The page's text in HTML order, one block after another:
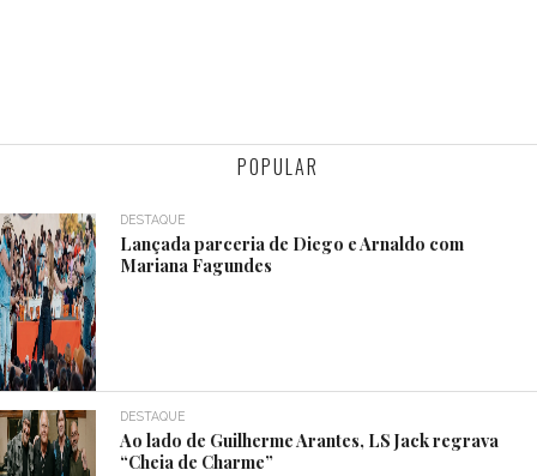
POPULAR
DESTAQUE
Lançada parceria de Diego e Arnaldo com
Mariana Fagundes
DESTAQUE
Ao lado de Guilherme Arantes, LS Jack regrava
“Cheia de Charme”